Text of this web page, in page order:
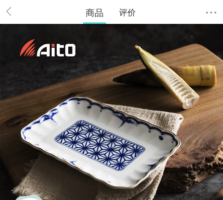
商品 评价